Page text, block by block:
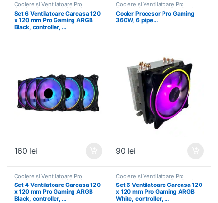
Coolere si Ventilatoare Pro
Gaming, Produse Noi Pro Gaming
Set 6 Ventilatoare Carcasa 120
x 120 mm Pro Gaming ARGB
Black, controller, …
160 lei
Coolere si Ventilatoare Pro
Gaming,Produse Noi Pro Gaming
Cooler Procesor Pro Gaming
360W, 6 pipe…
90 lei
Coolere si Ventilatoare Pro
Gaming, Produse Noi Pro Gaming
Set 4 Ventilatoare Carcasa 120
x 120 mm Pro Gaming ARGB
Black, controller, …
Coolere si Ventilatoare Pro
Gaming, Produse Noi Pro Gaming
Set 6 Ventilatoare Carcasa 120
x 120 mm Pro Gaming ARGB
White, controller, …